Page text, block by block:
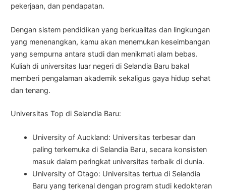
pekerjaan, dan pendapatan.
Dengan sistem pendidikan yang berkualitas dan lingkungan
yang menenangkan, kamu akan menemukan keseimbangan
yang sempurna antara studi dan menikmati alam bebas.
Kuliah di universitas luar negeri di Selandia Baru bakal
memberi pengalaman akademik sekaligus gaya hidup sehat
dan tenang.
Universitas Top di Selandia Baru:
University of Auckland: Universitas terbesar dan
paling terkemuka di Selandia Baru, secara konsisten
masuk dalam peringkat universitas terbaik di dunia.
University of Otago: Universitas tertua di Selandia
Baru yang terkenal dengan program studi kedokteran